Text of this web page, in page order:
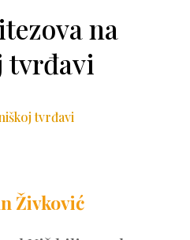
na
tvrđavi
Živković